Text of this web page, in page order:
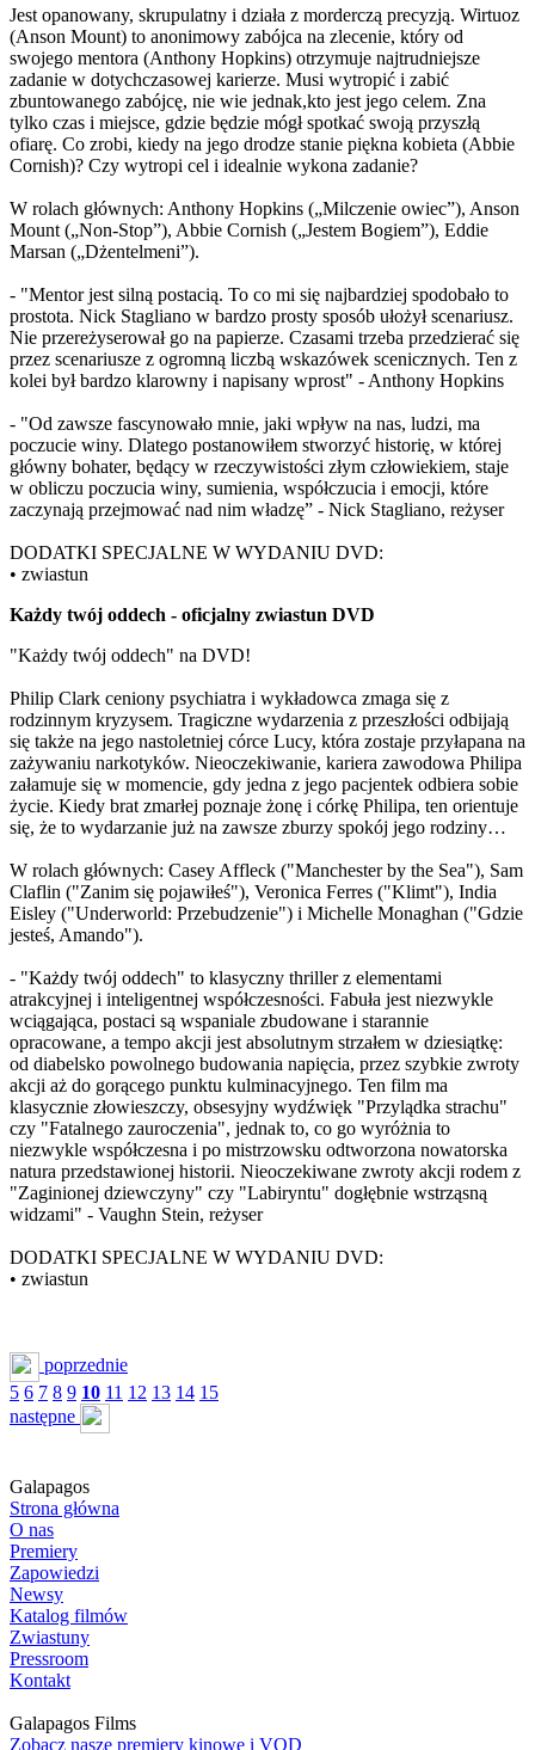
Jest opanowany, skrupulatny i działa z morderczą precyzją. Wirtuoz
(Anson Mount) to anonimowy zabójca na zlecenie, który od
swojego mentora (Anthony Hopkins) otrzymuje najtrudniejsze
zadanie w dotychczasowej karierze. Musi wytropić i zabić
zbuntowanego zabójcę, nie wie jednak,kto jest jego celem. Zna
tylko czas i miejsce, gdzie będzie mógł spotkać swoją przyszłą
ofiarę. Co zrobi, kiedy na jego drodze stanie piękna kobieta (Abbie
Cornish)? Czy wytropi cel i idealnie wykona zadanie?
W rolach głównych: Anthony Hopkins („Milczenie owiec”), Anson
Mount („Non-Stop”), Abbie Cornish („Jestem Bogiem”), Eddie
Marsan („Dżentelmeni”).
- "Mentor jest silną postacią. To co mi się najbardziej spodobało to
prostota. Nick Stagliano w bardzo prosty sposób ułożył scenariusz.
Nie przereżyserował go na papierze. Czasami trzeba przedzierać się
przez scenariusze z ogromną liczbą wskazówek scenicznych. Ten z
kolei był bardzo klarowny i napisany wprost" - Anthony Hopkins
- "Od zawsze fascynowało mnie, jaki wpływ na nas, ludzi, ma
poczucie winy. Dlatego postanowiłem stworzyć historię, w której
główny bohater, będący w rzeczywistości złym człowiekiem, staje
w obliczu poczucia winy, sumienia, współczucia i emocji, które
zaczynają przejmować nad nim władzę” - Nick Stagliano, reżyser
DODATKI SPECJALNE W WYDANIU DVD:
• zwiastun
Każdy twój oddech - oficjalny zwiastun DVD
"Każdy twój oddech" na DVD!
Philip Clark ceniony psychiatra i wykładowca zmaga się z
rodzinnym kryzysem. Tragiczne wydarzenia z przeszłości odbijają
się także na jego nastoletniej córce Lucy, która zostaje przyłapana na
zażywaniu narkotyków. Nieoczekiwanie, kariera zawodowa Philipa
załamuje się w momencie, gdy jedna z jego pacjentek odbiera sobie
życie. Kiedy brat zmarłej poznaje żonę i córkę Philipa, ten orientuje
się, że to wydarzanie już na zawsze zburzy spokój jego rodziny…
W rolach głównych: Casey Affleck ("Manchester by the Sea"), Sam
Claflin ("Zanim się pojawiłeś"), Veronica Ferres ("Klimt"), India
Eisley ("Underworld: Przebudzenie") i Michelle Monaghan ("Gdzie
jesteś, Amando").
- "Każdy twój oddech" to klasyczny thriller z elementami
atrakcyjnej i inteligentnej współczesności. Fabuła jest niezwykle
wciągająca, postaci są wspaniale zbudowane i starannie
opracowane, a tempo akcji jest absolutnym strzałem w dziesiątkę:
od diabelsko powolnego budowania napięcia, przez szybkie zwroty
akcji aż do gorącego punktu kulminacyjnego. Ten film ma
klasycznie złowieszczy, obsesyjny wydźwięk "Przylądka strachu"
czy "Fatalnego zauroczenia", jednak to, co go wyróżnia to
niezwykle współczesna i po mistrzowsku odtworzona nowatorska
natura przedstawionej historii. Nieoczekiwane zwroty akcji rodem z
"Zaginionej dziewczyny" czy "Labiryntu" dogłębnie wstrząsną
widzami" - Vaughn Stein, reżyser
DODATKI SPECJALNE W WYDANIU DVD:
• zwiastun
poprzednie
5 6 7 8 9 10 11 12 13 14 15
następne
Galapagos
Strona główna
O nas
Premiery
Zapowiedzi
Newsy
Katalog filmów
Zwiastuny
Pressroom
Kontakt
Galapagos Films
Zobacz nasze premiery kinowe i VOD